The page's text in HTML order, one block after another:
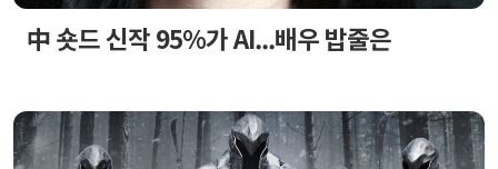
中 숏드 신작 95%가 AI...배우 밥줄은